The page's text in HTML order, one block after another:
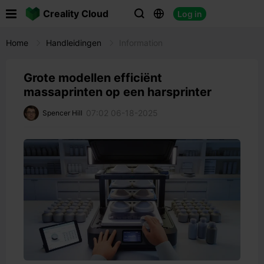
Creality Cloud   Log in
Home Handleidingen
Grote modellen efficiënt
massaprinten op een harsprinter
Spencer Hill 07:02 06-18-2025